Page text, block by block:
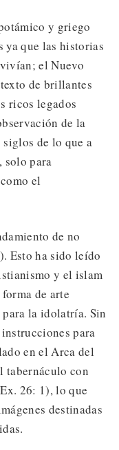
y griego
que las historias
el Nuevo
de brillantes
ricos legados
de la
de lo que a
solo para
el
de no
Esto ha sido leído
y el islam
de arte
para la idolatría. Sin
para
en el Arca del
tabernáculo con
26: 1), lo que
destinadas